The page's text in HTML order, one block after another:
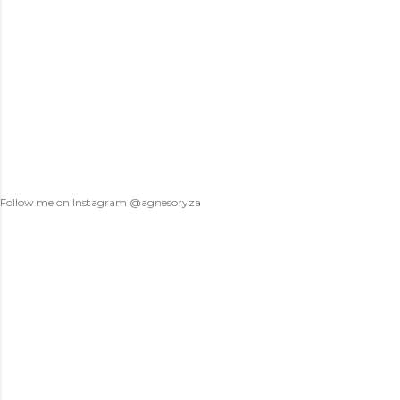
Follow me on Instagram @agnesoryza